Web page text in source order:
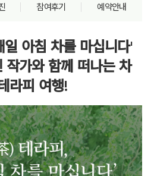
참여후기 예약안내
일 아침 차를 마십니다'
작가와 함께 떠나는 차
라피 여행!